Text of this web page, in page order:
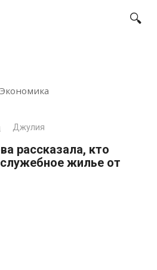
Экономика
Джулия
рассказала, кто
жилье от